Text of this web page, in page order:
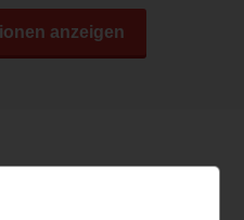
anzeigen